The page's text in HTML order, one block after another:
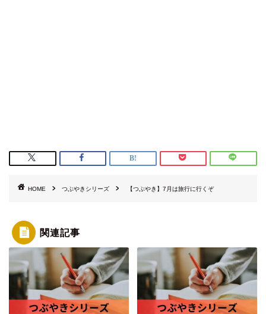
HOME つぶやきシリーズ 【つぶやき】7月は旅行に行くぞ
関連記事